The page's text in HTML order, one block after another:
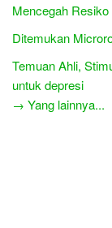
Mencegah
Ditemukan
Temuan Ahli,
untuk depresi
→ Yang lainnya...